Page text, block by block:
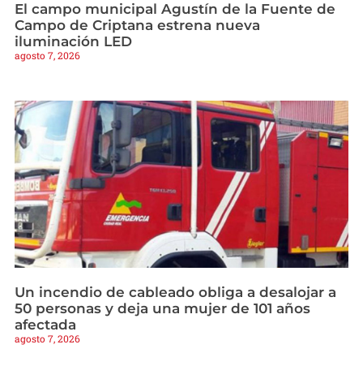
El campo municipal Agustín de la Fuente de
Campo de Criptana estrena nueva
iluminación LED
agosto 7, 2026
Un incendio de cableado obliga a desalojar a
50 personas y deja una mujer de 101 años
afectada
agosto 7, 2026